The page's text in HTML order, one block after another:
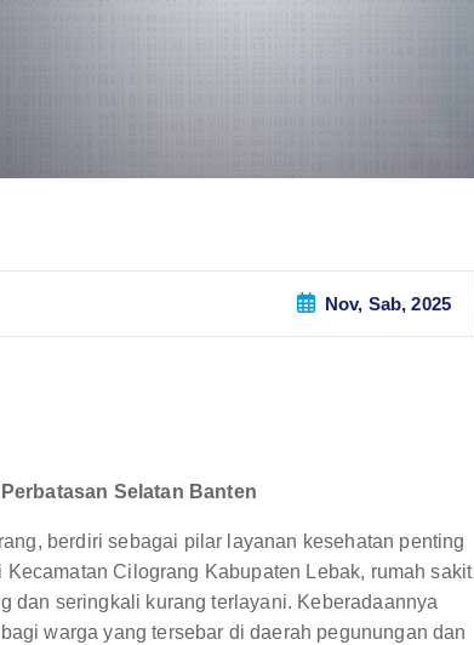
Nov, Sab, 2025
Selatan Banten
berdiri sebagai pilar layanan kesehatan penting
Cilograng Kabupaten Lebak, rumah sakit
dan seringkali kurang terlayani. Keberadaannya
warga yang tersebar di daerah pegunungan dan